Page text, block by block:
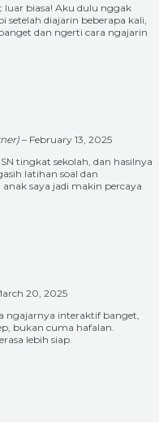
biasa! Aku dulu nggak
setelah diajarin beberapa kali,
dan ngerti cara ngajarin
– February 13, 2025
tingkat sekolah, dan hasilnya
latihan soal dan
saya jadi makin percaya
20, 2025
ngajarnya interaktif banget,
bukan cuma hafalan.
lebih siap.